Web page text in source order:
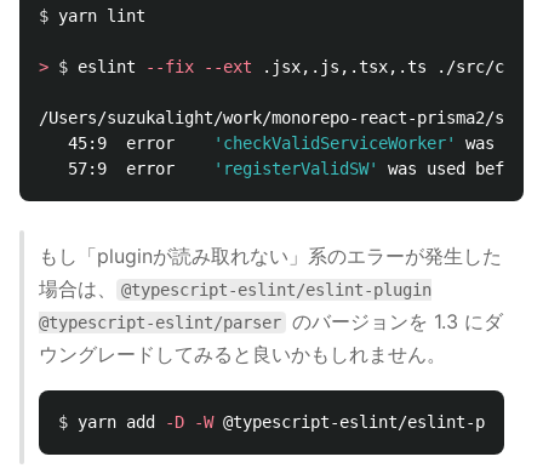
$ yarn lint
> $ eslint --fix --ext .jsx,.js,.tsx,.ts ./src/
/Users/suzukalight/work/monorepo-react-prisma2/
   45:9  error
'checkValidServiceWorker'
was
   57:9  error
'registerValidSW'
もし「pluginが読み取れない」系のエラーが発生した
場合は、
@typescript-eslint/eslint-plugin
@typescript-eslint/parser のバージョンを 1.3 にダ
ウングレードしてみると良いかもしれません。
$ yarn add -D -W